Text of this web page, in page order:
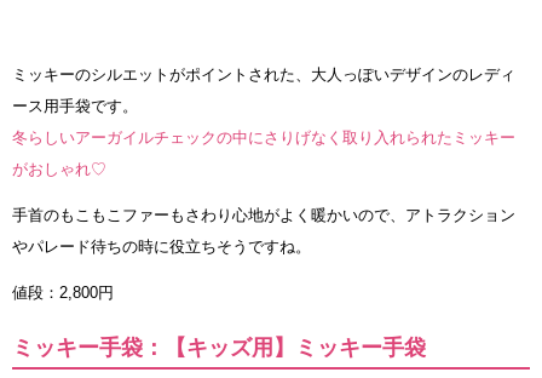
ミッキーのシルエットがポイントされた、大人っぽいデザインのレディ
ース用手袋です。
冬らしいアーガイルチェックの中にさりげなく取り入れられたミッキー
がおしゃれ♡
手首のもこもこファーもさわり心地がよく暖かいので、アトラクション
やパレード待ちの時に役立ちそうですね。
値段：2,800円
ミッキー手袋：【キッズ用】ミッキー手袋